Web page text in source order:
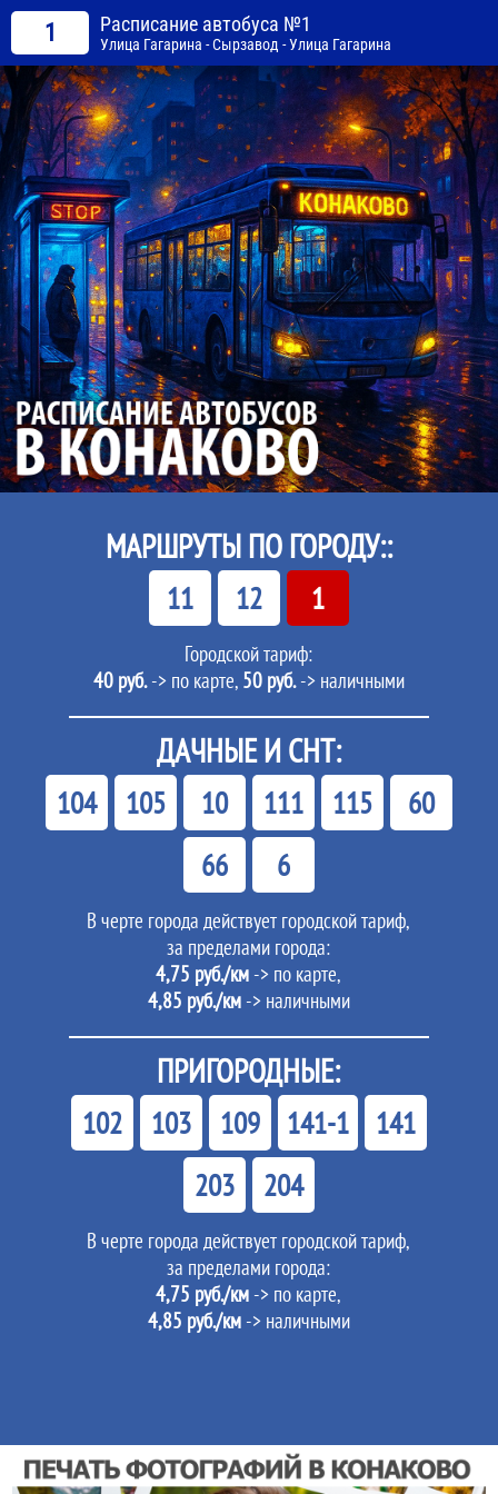
1 Расписание автобуса №1
Улица Гагарина - Сырзавод - Улица Гагарина
МАРШРУТЫ ПО ГОРОДУ::
11 12 1
Городской тариф:
40 руб.-> по карте, 50 руб.-> наличными
ДАЧНЫЕ И СНТ:
104 105 10 111 115
60
66
6
В черте города действует городской тариф,
за пределами города:
4,75 руб./км -> по карте,
4,85 руб./км-> наличными
ПРИГОРОДНЫЕ:
102 103 109 141-1
141
203
204
В черте города действует городской тариф,
за пределами города:
4,75 руб./км -> по карте,
4,85 руб./км-> наличными